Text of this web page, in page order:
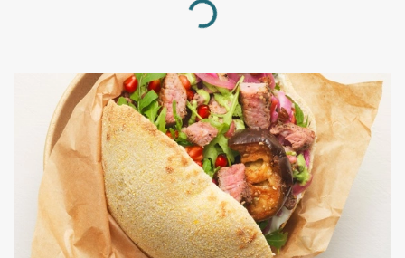
Loading...